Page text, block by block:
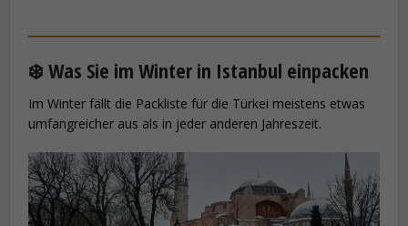
❄️ Was Sie im Winter in Istanbul einpacken
Im Winter fällt die Packliste für die Türkei meistens etwas
umfangreicher aus als in jeder anderen Jahreszeit.